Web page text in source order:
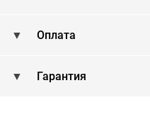
Оплата
Гарантия